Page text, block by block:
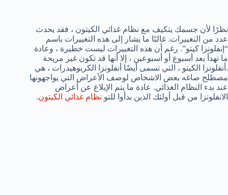
نظرًا لأن جسمك يتكيف مع نظام غذائي الكيتون ، فقد يحدث
عدد من التغييرات. غالبًا ما يشار إلى هذه التغييرات باسم
“إنفلونزا كيتو”. رغم أن هذه التغييرات ليست خطيرة ، وعادة
ما تهدأ بعد أسبوع أو أسبوعين ، إلا أنها قد تكون غير مريحة
.أنفلونزا الكيتو ، التي تسمى أيضًا أنفلونزا الكربوهيدرات ، هي
مصطلح صاغه بعض الاشخاص لوصف الأعراض التي يواجهونها
عند بدء النظام الغذائي. عادة ما يتم الإبلاغ عن أعراض
الانفلونزا من قبل أولئك الذين بدأوا للتو نظام غذائي الكيتون.